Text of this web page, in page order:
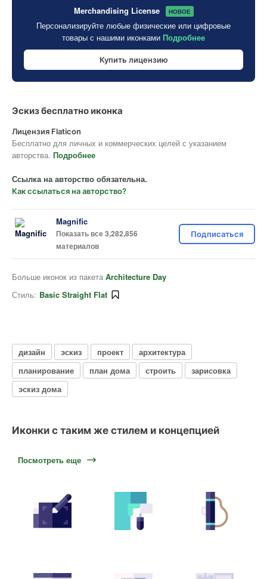
Merchandising License НОВОЕ
Персонализируйте любые физические или цифровые
товары с нашими иконками Подробнее
Купить лицензию
Эскиз бесплатно иконка
Лицензия Flaticon
Бесплатно для личных и коммерческих целей с указанием
авторства. Подробнее
Ссылка на авторство обязательна.
Как ссылаться на авторство?
Magnific
Показать все 3,282,856
материалов
Подписаться
Больше иконок из пакета Architecture Day
Стиль: Basic Straight Flat
дизайн эскиз проект
архитектура
планирование
план дома строить
зарисовка
эскиз дома
Иконки с таким же стилем и концепцией
Посмотреть еще